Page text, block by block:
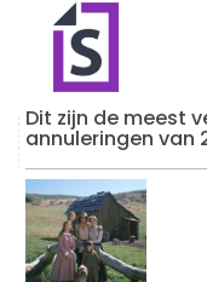
Dit zijn de meest
annuleringen van